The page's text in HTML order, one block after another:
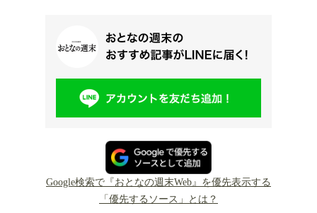
Google検索で『おとなの週末Web』を優先表示する
「優先するソース」とは？